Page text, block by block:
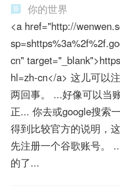
你的世界
<a href="http://
cn"
hl=zh-cn</a> 这儿可以
两回事。 ...好像可以当
正... 你去或google搜索
得到比较官方的说明，
先注册一个谷歌账号。
的了...